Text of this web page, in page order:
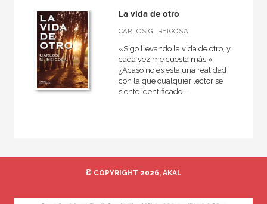
España
MATERIAS
Historia de la arquitectura
Jardinería y paisaje
La vida de otro
CARLOS G. REIGOSA
«Sigo llevando la vida de otro, y
cada vez me cuesta más.»
¿Acaso no es esta una realidad
con la que cualquier lector se
siente identificado...
© COPYRIGHT 2026, AKAL